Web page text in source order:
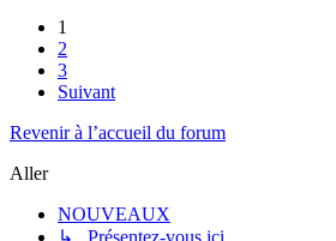
1
2
3
Suivant
Revenir à l’accueil du forum
Aller
NOUVEAUX